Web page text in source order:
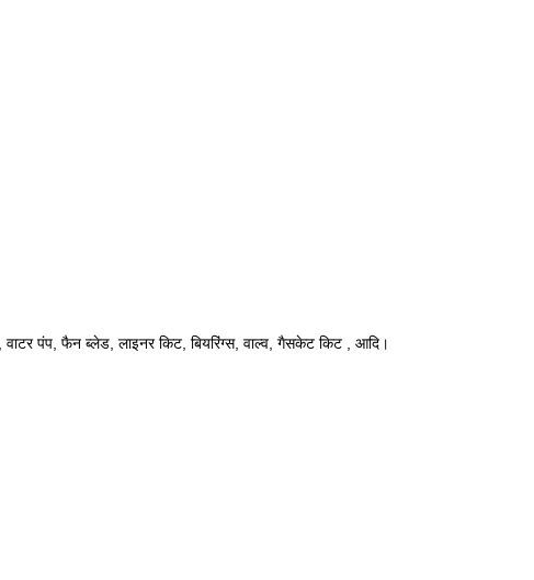
पंप, फैन ब्लेड, लाइनर किट, बियरिंग्स, वाल्व, गैसकेट किट , आदि।